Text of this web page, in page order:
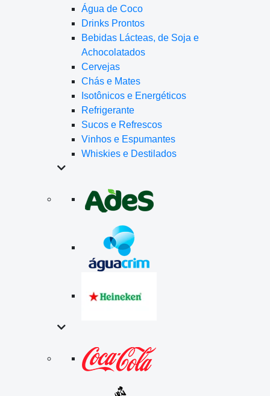
Água de Coco
Drinks Prontos
Bebidas Lácteas, de Soja e
Achocolatados
Cervejas
Chás e Mates
Isotônicos e Energéticos
Refrigerante
Sucos e Refrescos
Vinhos e Espumantes
Whiskies e Destilados